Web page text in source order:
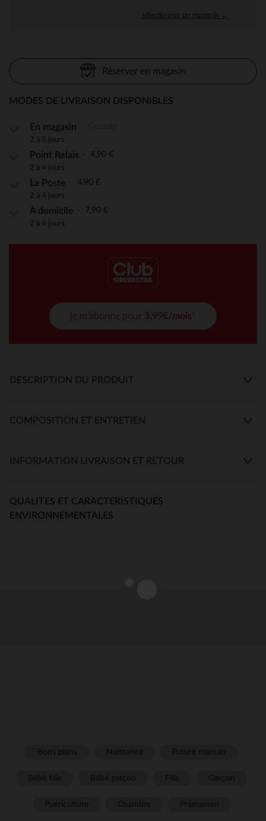
sélectionner un magasin →
Réserver en magasin
MODES DE LIVRAISON DISPONIBLES
En magasin
2 à 5 jours
Point Relais 4,90 €
2 à 4 jours
La Poste 4,90 €
2 à 4 jours
À domicile 7,90 €
2 à 4 jours
je m'abonne pour 3,99€/mois*
DESCRIPTION DU PRODUIT
COMPOSITION ET ENTRETIEN
INFORMATION LIVRAISON ET RETOUR
QUALITES ET CARACTERISTIQUES
ENVIRONNEMENTALES